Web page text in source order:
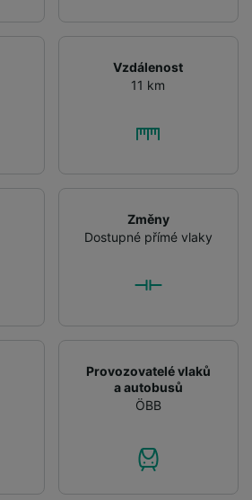
Vzdálenost
11 km
Změny
Dostupné přímé vlaky
Provozovatelé vlaků
a autobusů
ÖBB